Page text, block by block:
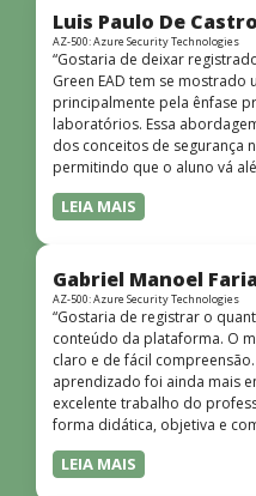
Luis Paulo De Castro
AZ-500: Azure Security Technologies
“Gostaria de deixar
Green EAD tem se mostrado
principalmente pela ênfase
laboratórios. Essa
dos conceitos de segurança
permitindo que o aluno vá
conhecimentos em cenários
ponto muito positivo é a
quem não tem uma bagagem
LEIA MAIS
Gabriel Manoel
AZ-500: Azure Security Technologies
“Gostaria de registrar o
conteúdo da plataforma. O
claro e de fácil
aprendizado foi ainda mais
excelente trabalho do
forma didática, objetiva e
dúvida, foi uma jornada de
LEIA MAIS